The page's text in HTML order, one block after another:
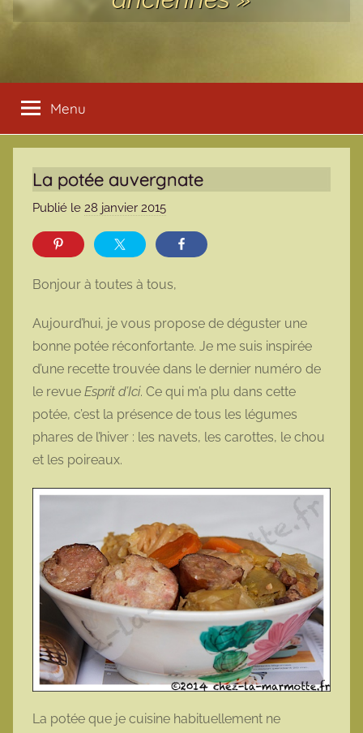
Menu
La potée auvergnate
Publié le 28 janvier 2015
a
a
m
o
t
t
e
Bonjour à toutes à tous,
Aujourd’hui, je vous propose de déguster une
bonne potée réconfortante. Je me suis inspirée
d’une recette trouvée dans le dernier numéro de
le revue Esprit d’Ici. Ce qui m’a plu dans cette
potée, c’est la présence de tous les légumes
phares de l’hiver : les navets, les carottes, le chou
et les poireaux.
La potée que je cuisine habituellement ne